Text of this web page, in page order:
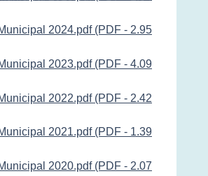
2024.pdf (PDF - 2.95
2023.pdf (PDF - 4.09
2022.pdf (PDF - 2.42
2021.pdf (PDF - 1.39
2020.pdf (PDF - 2.07